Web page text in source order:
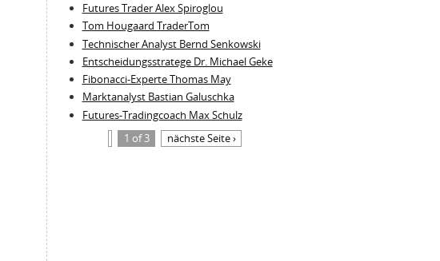
Futures Trader Alex Spiroglou
Tom Hougaard TraderTom
Technischer Analyst Bernd Senkowski
Entscheidungsstratege Dr. Michael Geke
Fibonacci-Experte Thomas May
Marktanalyst Bastian Galuschka
Futures-Tradingcoach Max Schulz
1 of 3
nächste Seite ›